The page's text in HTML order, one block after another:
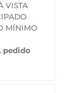
VISTA
MÍNIMO
pedido